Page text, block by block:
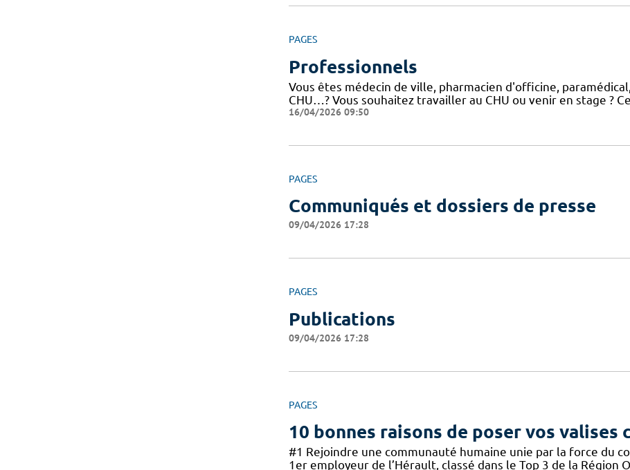
PAGES
Professionnels
Vous êtes médecin de ville, pharmacien d'officine,
CHU…? Vous souhaitez travailler au CHU ou venir en stage ?
16/04/2026 09:50
PAGES
Communiqués et dossiers de presse
09/04/2026 17:28
PAGES
Publications
09/04/2026 17:28
PAGES
10 bonnes raisons de poser vos valises
#1 Rejoindre une communauté humaine unie par la force du
1er employeur de l’Hérault, classé dans le Top 3 de la Région